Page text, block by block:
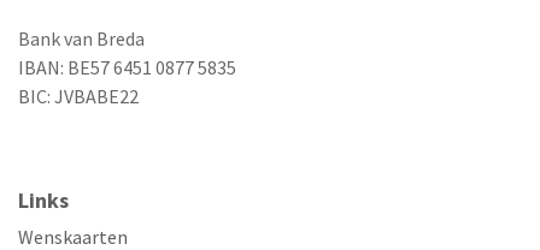
Bank van Breda
IBAN: BE57 6451 0877 5835
BIC: JVBABE22
Links
Wenskaarten